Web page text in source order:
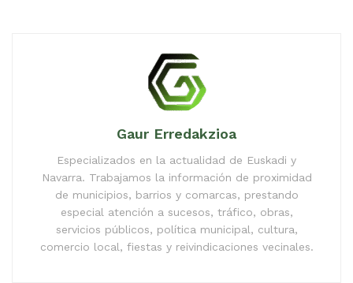
Gaur Erredakzioa
Especializados en la actualidad de Euskadi y
Navarra. Trabajamos la información de proximidad
de municipios, barrios y comarcas, prestando
especial atención a sucesos, tráfico, obras,
servicios públicos, política municipal, cultura,
comercio local, fiestas y reivindicaciones vecinales.